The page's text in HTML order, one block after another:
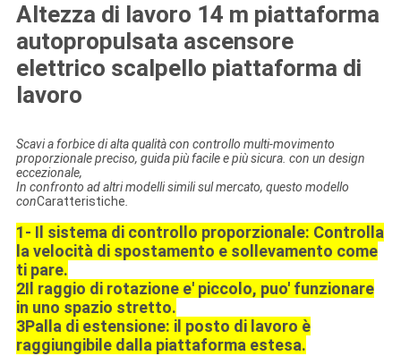
Altezza di lavoro 14 m piattaforma
autopropulsata ascensore
elettrico scalpello piattaforma di
lavoro
Scavi a forbice di alta qualità con controllo multi-movimento
proporzionale preciso, guida più facile e più sicura. con un design
eccezionale,
In confronto ad altri modelli simili sul mercato, questo modello
conCaratteristiche.
1- Il sistema di controllo proporzionale: Controlla
la velocità di spostamento e sollevamento come
ti pare.
2Il raggio di rotazione e' piccolo, puo' funzionare
in uno spazio stretto.
3Palla di estensione: il posto di lavoro è
raggiungibile dalla piattaforma estesa.